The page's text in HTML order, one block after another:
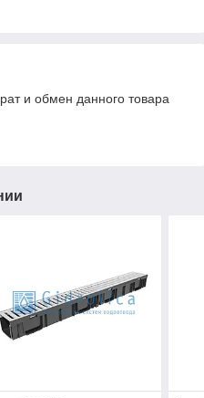
и обмен данного товара